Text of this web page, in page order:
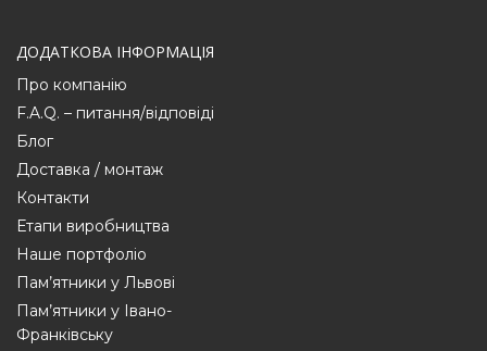
ДОДАТКОВА ІНФОРМАЦІЯ
Про компанію
F.A.Q. – питання/відповіді
Блог
Доставка / монтаж
Контакти
Етапи виробництва
Наше портфоліо
Пам’ятники у Львові
Пам’ятники у Івано-
Франківську